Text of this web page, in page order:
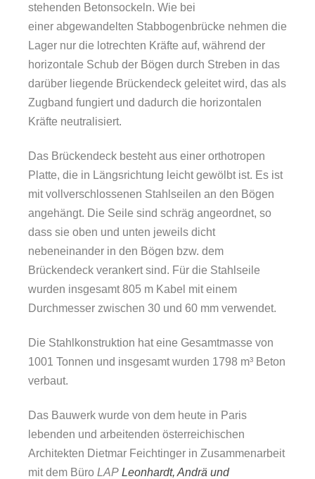
stehenden Betonsockeln. Wie bei
einer abgewandelten Stabbogenbrücke nehmen die
Lager nur die lotrechten Kräfte auf, während der
horizontale Schub der Bögen durch Streben in das
darüber liegende Brückendeck geleitet wird, das als
Zugband fungiert und dadurch die horizontalen
Kräfte neutralisiert.
Das Brückendeck besteht aus einer orthotropen
Platte, die in Längsrichtung leicht gewölbt ist. Es ist
mit vollverschlossenen Stahlseilen an den Bögen
angehängt. Die Seile sind schräg angeordnet, so
dass sie oben und unten jeweils dicht
nebeneinander in den Bögen bzw. dem
Brückendeck verankert sind. Für die Stahlseile
wurden insgesamt 805 m Kabel mit einem
Durchmesser zwischen 30 und 60 mm verwendet.
Die Stahlkonstruktion hat eine Gesamtmasse von
1001 Tonnen und insgesamt wurden 1798 m³ Beton
verbaut.
Das Bauwerk wurde von dem heute in Paris
lebenden und arbeitenden österreichischen
Architekten Dietmar Feichtinger in Zusammenarbeit
mit dem Büro LAP Leonhardt, Andrä und